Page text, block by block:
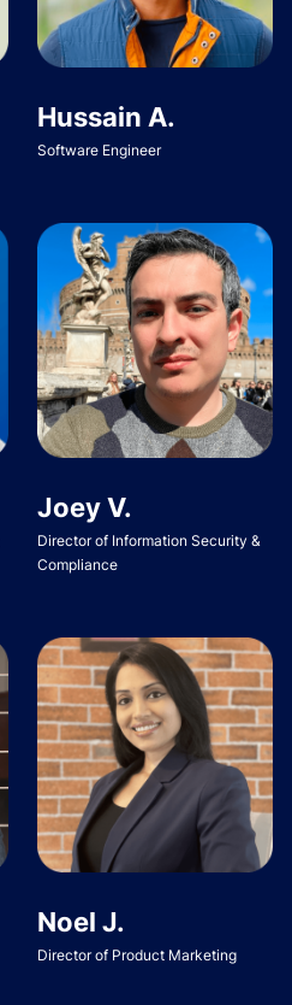
Hussain A.
Software Engineer
Joey V.
Director of Information Security &
Compliance
Noel J.
Director of Product Marketing